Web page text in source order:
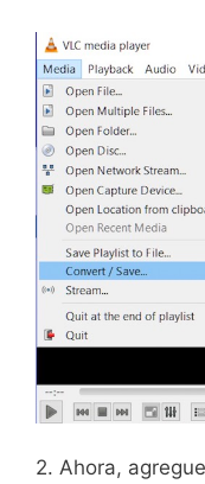
2. Ahora,